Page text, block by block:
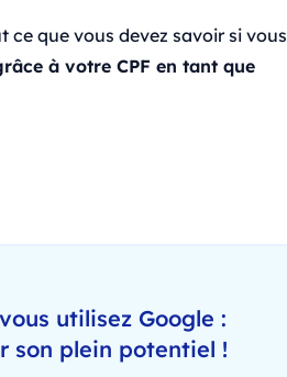
que vous devez savoir si vous
à votre CPF en tant que
utilisez Google :
son plein potentiel !